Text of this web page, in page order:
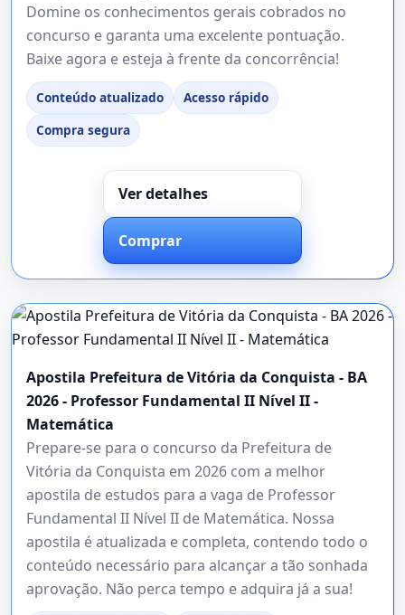
Domine os conhecimentos gerais cobrados no
concurso e garanta uma excelente pontuação.
Baixe agora e esteja à frente da concorrência!
Conteúdo atualizado
Acesso rápido
Compra segura
Ver detalhes
Comprar
Apostila Prefeitura de Vitória da Conquista - BA
2026 - Professor Fundamental II Nível II -
Matemática
Prepare-se para o concurso da Prefeitura de
Vitória da Conquista em 2026 com a melhor
apostila de estudos para a vaga de Professor
Fundamental II Nível II de Matemática. Nossa
apostila é atualizada e completa, contendo todo o
conteúdo necessário para alcançar a tão sonhada
aprovação. Não perca tempo e adquira já a sua!